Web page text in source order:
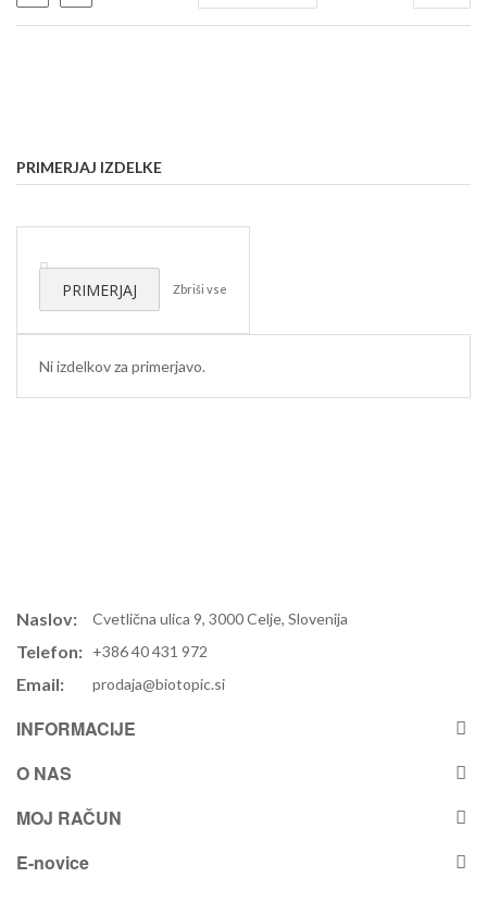
smer
PRIMERJAJ IZDELKE
Odstrani
izdelek
PRIMERJAJ Zbriši vse
Ni izdelkov za primerjavo.
Naslov: Cvetlična ulica 9, 3000 Celje, Slovenija
Telefon: +386 40 431 972
Email: prodaja@biotopic.si
INFORMACIJE
O NAS
MOJ RAČUN
E-novice